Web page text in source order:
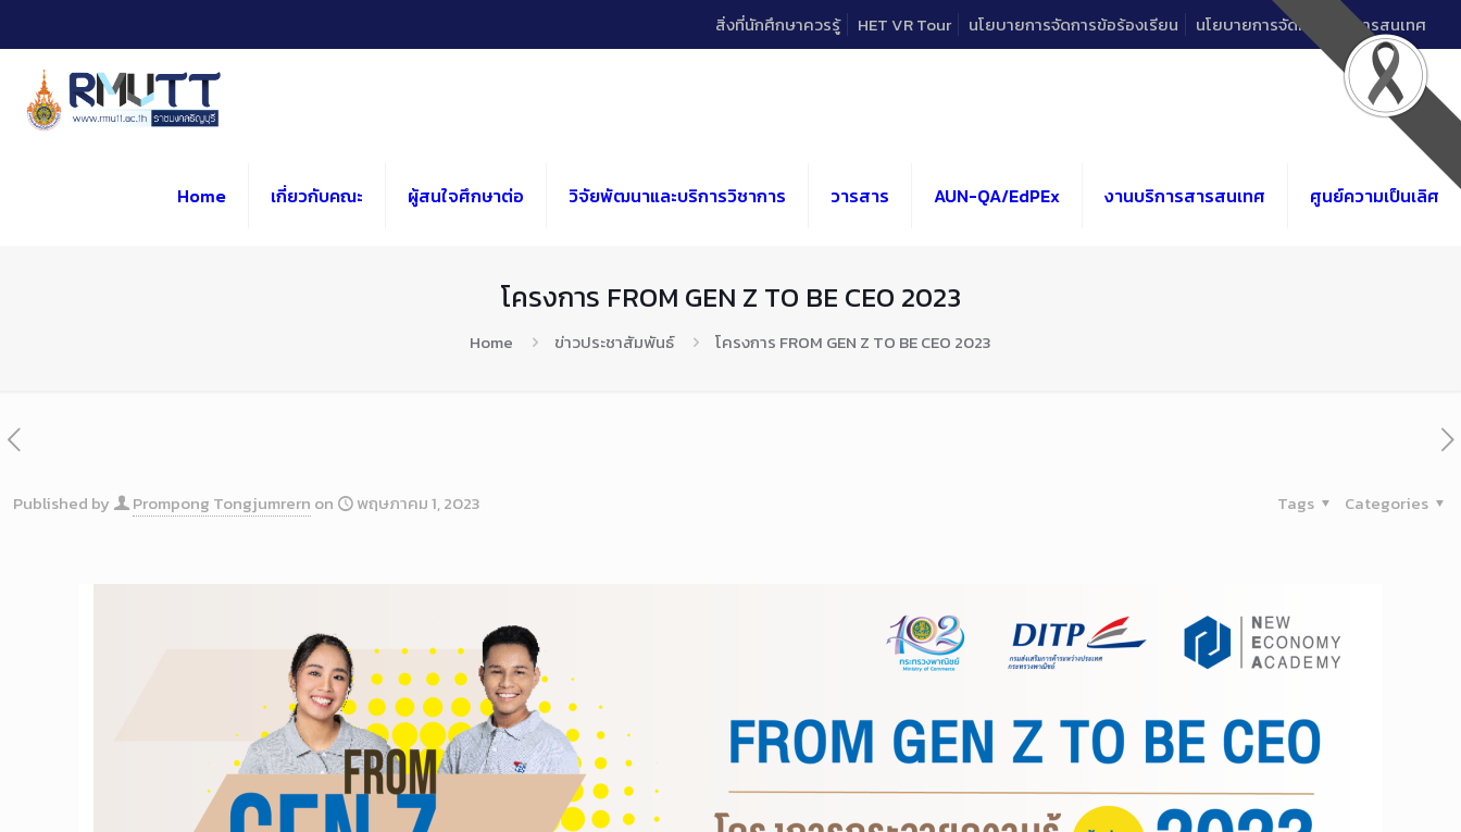
to
Content
สิ่งที่นักศึกษาควรรู้ HET VR Tour นโยบายการจัดการข้อร้องเรียน นโยบายการจัดการด้านสารสนเทศ
Home เกี่ยวกับคณะ ผู้สนใจศึกษาต่อ วิจัยพัฒนาและบริการวิชาการ วารสาร AUN-QA/EdPEx งานบริการสารสนเทศ ศูนย์ความเป็นเลิศ
โครงการ FROM GEN Z TO BE CEO 2023
Home ข่าวประชาสัมพันธ์ โครงการ FROM GEN Z TO BE CEO 2023
Published by Prompong Tongjumrern on พฤษภาคม 1, 2023 Categories
Tags